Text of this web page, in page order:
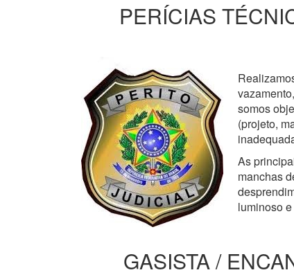
PERÍCIAS
somos
(projeto,
As
manchas
luminoso
GASISTA /